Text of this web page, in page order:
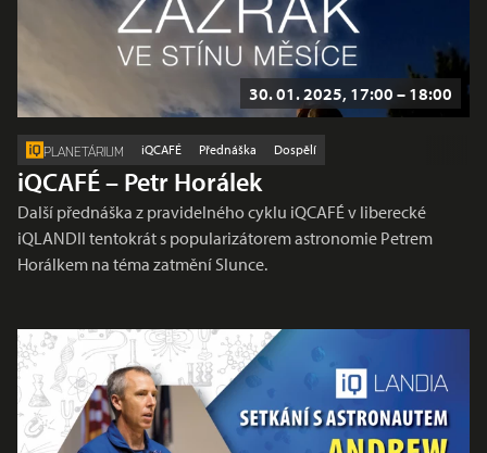
30. 01. 2025, 17:00 – 18:00
PLANETÁRIUM iQCAFÉ Přednáška Dospělí
iQCAFÉ – Petr Horálek
Další přednáška z pravidelného cyklu iQCAFÉ v liberecké
iQLANDII tentokrát s popularizátorem astronomie Petrem
Horálkem na téma zatmění Slunce.